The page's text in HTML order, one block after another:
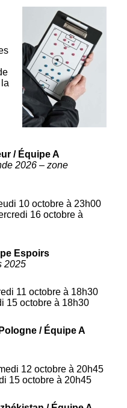
/ Équipe A
2026 – zone
10 octobre à 23h00
16 octobre à
Espoirs
2025
11 octobre à 18h30
15 octobre à 18h30
/ Équipe A
12 octobre à 20h45
15 octobre à 20h45